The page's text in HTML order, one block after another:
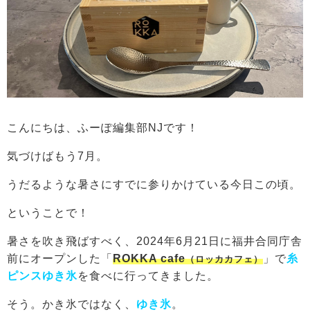
こんにちは、ふーぽ編集部NJです！
気づけばもう7月。
うだるような暑さにすでに参りかけている今日この頃。
ということで！
暑さを吹き飛ばすべく、2024年6月21日に福井合同庁舎
前にオープンした「 ROKKA cafe（ロッカカフェ） 」で糸
ピンスゆき氷を食べに行ってきました。
そう。かき氷ではなく、 ゆき氷。